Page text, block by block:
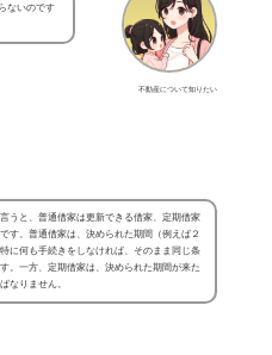
不動産について知りたい
ないのです
うと、普通借家は更新できる借家、定期借家
す。普通借家は、決められた期間（例えば２
に何も手続きをしなければ、そのまま同じ条
。一方、定期借家は、決められた期間が来た
なりません。